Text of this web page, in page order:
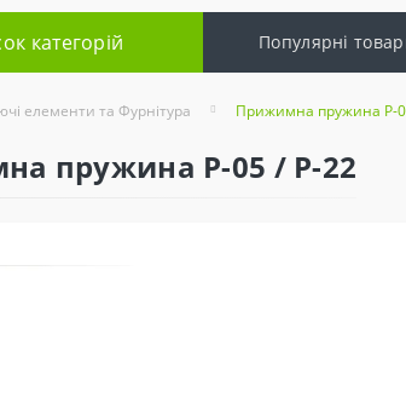
категорій Популярні
елементи та Фурнітура Прижимна пружина Р-
пружина Р-05 / Р-22